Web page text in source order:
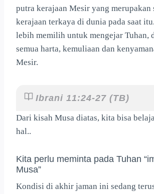
putra kerajaan Mesir yang merupakan
kerajaan terkaya di dunia pada saat
lebih memilih untuk mengejar Tuhan,
semua harta, kemuliaan dan
Mesir.
Ibrani 11:24-27 (TB)
Dari kisah Musa diatas, kita bisa
hal..
Kita perlu meminta pada Tuhan
Musa”
Kondisi di akhir jaman ini sedang